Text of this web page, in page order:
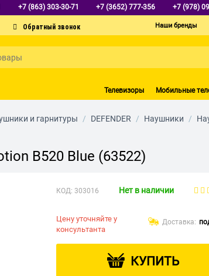
+7 (863) 303-30-71 +7 (3652) 777-356 +7 (978)
Наши бренды
Телевизоры Мобильные
и гарнитуры / DEFENDER / Наушники /
B520 Blue (63522)
КОД: 303016 Нет в наличии
Цену уточняйте у
консультанта
Доставка:
КУПИТЬ